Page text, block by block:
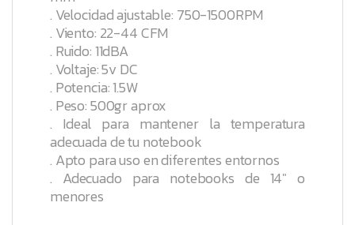
. Velocidad ajustable: 750-1500RPM
. Viento: 22-44 CFM
. Ruido: 11dBA
. Voltaje: 5v DC
. Potencia: 1.5W
. Peso: 500gr aprox
. Ideal para mantener la temperatura
adecuada de tu notebook
. Apto para uso en diferentes entornos
. Adecuado para notebooks de 14" o
menores